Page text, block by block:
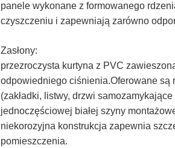
panele wykonane z formowanego
czyszczeniu i zapewniają zarówno
Zasłony:
przezroczysta kurtyna z PVC
odpowiedniego ciśnienia.Oferowane są
(zakładki, listwy, drzwi
jednoczęściowej białej szyny
niekorozyjna konstrukcja zapewnia
pomieszczenia.